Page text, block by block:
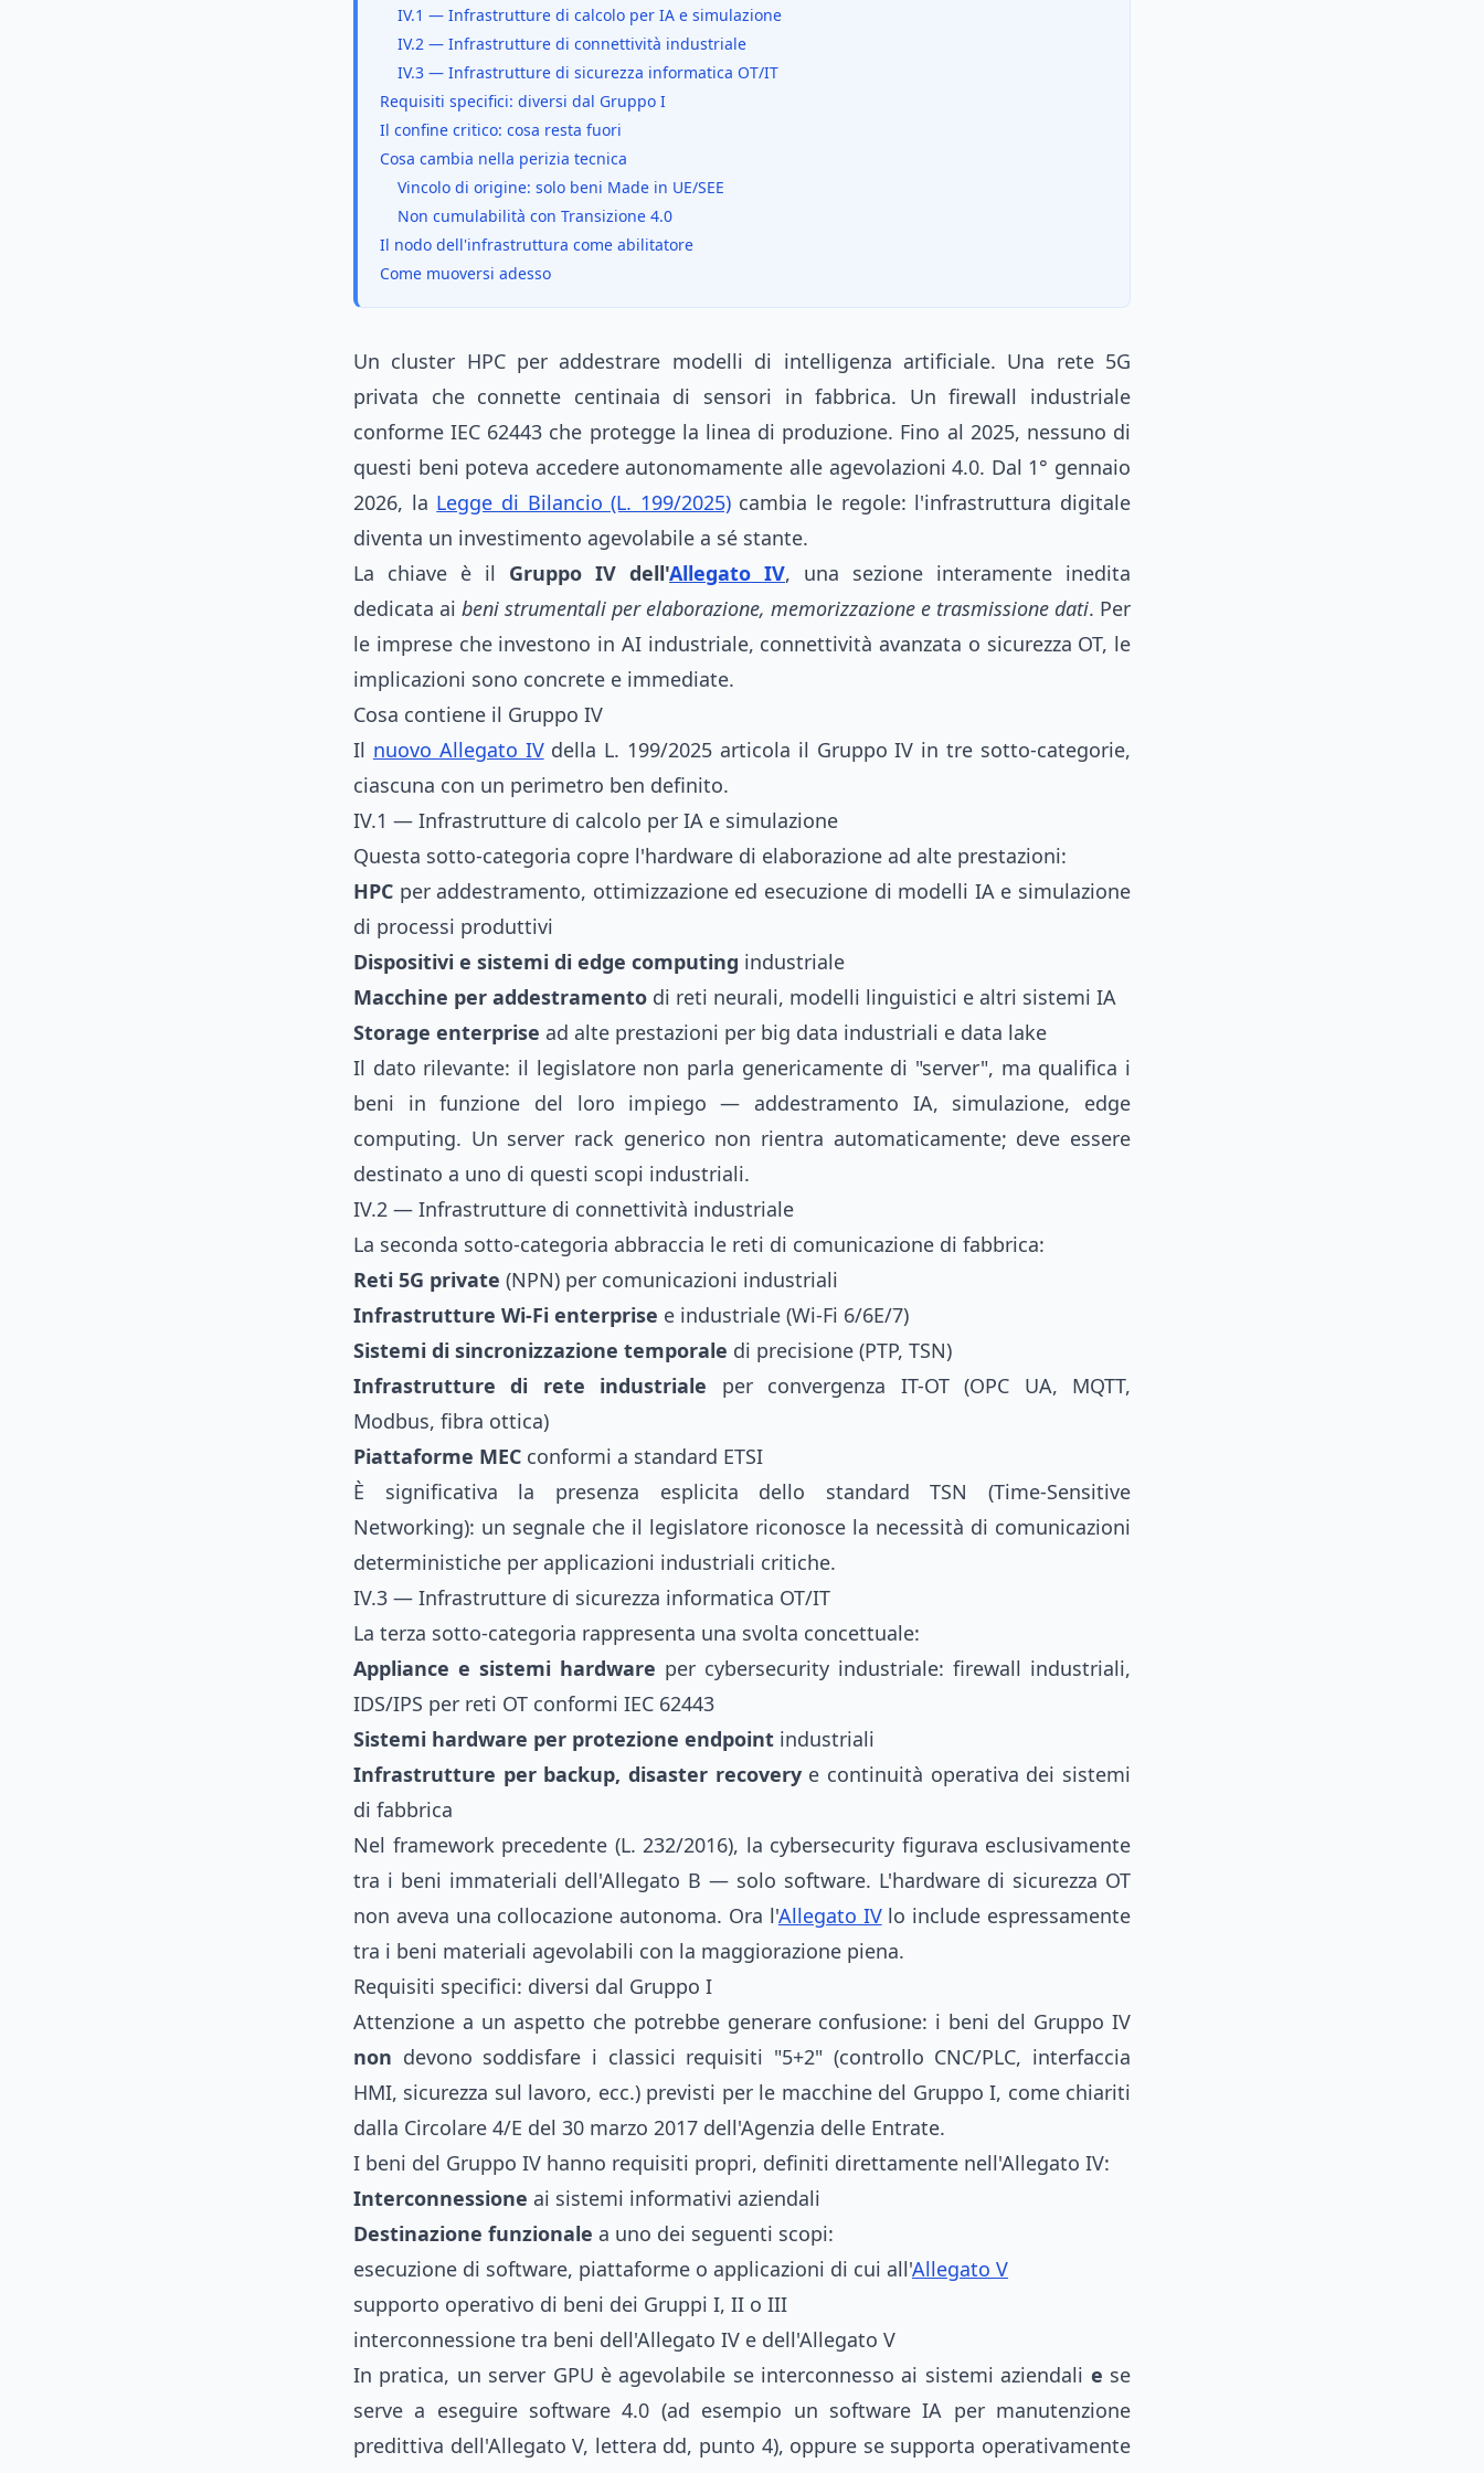
IV.1 — Infrastrutture di calcolo per IA e simulazione
IV.2 — Infrastrutture di connettività industriale
IV.3 — Infrastrutture di sicurezza informatica OT/IT
Requisiti specifici: diversi dal Gruppo I
Il confine critico: cosa resta fuori
Cosa cambia nella perizia tecnica
Vincolo di origine: solo beni Made in UE/SEE
Non cumulabilità con Transizione 4.0
Il nodo dell'infrastruttura come abilitatore
Come muoversi adesso
Un cluster HPC per addestrare modelli di intelligenza artificiale. Una rete 5G
privata che connette centinaia di sensori in fabbrica. Un firewall industriale
conforme IEC 62443 che protegge la linea di produzione. Fino al 2025, nessuno di
questi beni poteva accedere autonomamente alle agevolazioni 4.0. Dal 1° gennaio
2026, la Legge di Bilancio (L. 199/2025)cambia le regole: l'infrastruttura digitale
diventa un investimento agevolabile a sé stante.
La chiave è il Gruppo IV dell'Allegato IV, una sezione interamente inedita
dedicata ai beni strumentali per elaborazione, memorizzazione e trasmissione dati. Per
le imprese che investono in AI industriale, connettività avanzata o sicurezza OT, le
implicazioni sono concrete e immediate.
Cosa contiene il Gruppo IV
Il nuovo Allegato IVdella L. 199/2025 articola il Gruppo IV in tre sotto-categorie,
ciascuna con un perimetro ben definito.
IV.1 — Infrastrutture di calcolo per IA e simulazione
Questa sotto-categoria copre l'hardware di elaborazione ad alte prestazioni:
HPC per addestramento, ottimizzazione ed esecuzione di modelli IA e simulazione
di processi produttivi
Dispositivi e sistemi di edge computing industriale
Macchine per addestramento di reti neurali, modelli linguistici e altri sistemi IA
Storage enterprise ad alte prestazioni per big data industriali e data lake
Il dato rilevante: il legislatore non parla genericamente di "server", ma qualifica i
beni in funzione del loro impiego — addestramento IA, simulazione, edge
computing. Un server rack generico non rientra automaticamente; deve essere
destinato a uno di questi scopi industriali.
IV.2 — Infrastrutture di connettività industriale
La seconda sotto-categoria abbraccia le reti di comunicazione di fabbrica:
Reti 5G private (NPN) per comunicazioni industriali
Infrastrutture Wi-Fi enterprise e industriale (Wi-Fi 6/6E/7)
Sistemi di sincronizzazione temporale di precisione (PTP, TSN)
Infrastrutture di rete industriale per convergenza IT-OT (OPC UA, MQTT,
Modbus, fibra ottica)
Piattaforme MEC conformi a standard ETSI
È significativa la presenza esplicita dello standard TSN (Time-Sensitive
Networking): un segnale che il legislatore riconosce la necessità di comunicazioni
deterministiche per applicazioni industriali critiche.
IV.3 — Infrastrutture di sicurezza informatica OT/IT
La terza sotto-categoria rappresenta una svolta concettuale:
Appliance e sistemi hardware per cybersecurity industriale: firewall industriali,
IDS/IPS per reti OT conformi IEC 62443
Sistemi hardware per protezione endpoint industriali
Infrastrutture per backup, disaster recoverye continuità operativa dei sistemi
di fabbrica
Nel framework precedente (L. 232/2016), la cybersecurity figurava esclusivamente
tra i beni immateriali dell'Allegato B — solo software. L'hardware di sicurezza OT
non aveva una collocazione autonoma. Ora l'Allegato IVlo include espressamente
tra i beni materiali agevolabili con la maggiorazione piena.
Requisiti specifici: diversi dal Gruppo I
Attenzione a un aspetto che potrebbe generare confusione: i beni del Gruppo IV
non devono soddisfare i classici requisiti "5+2" (controllo CNC/PLC, interfaccia
HMI, sicurezza sul lavoro, ecc.) previsti per le macchine del Gruppo I, come chiariti
dalla Circolare 4/E del 30 marzo 2017 dell'Agenzia delle Entrate.
I beni del Gruppo IV hanno requisiti propri, definiti direttamente nell'Allegato IV:
Interconnessione ai sistemi informativi aziendali
Destinazione funzionale a uno dei seguenti scopi:
esecuzione di software, piattaforme o applicazioni di cui all'Allegato V
supporto operativo di beni dei Gruppi I, II o III
interconnessione tra beni dell'Allegato IV e dell'Allegato V
In pratica, un server GPU è agevolabile se interconnesso ai sistemi aziendali e se
serve a eseguire software 4.0 (ad esempio un software IA per manutenzione
predittiva dell'Allegato V, lettera dd, punto 4), oppure se supporta operativamente